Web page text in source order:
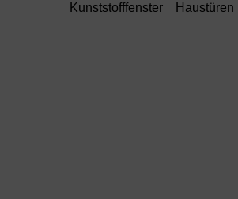
Kunststofffenster Haustüren